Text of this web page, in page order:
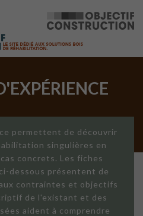
permettent de découvrir
singulières en
concrets. Les fiches
dessous présentent de
contraintes et objectifs
de l'existant et des
aident à comprendre